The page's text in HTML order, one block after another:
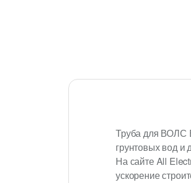
Труба для ВОЛС
грунтовых вод и
На сайте All
ускорение